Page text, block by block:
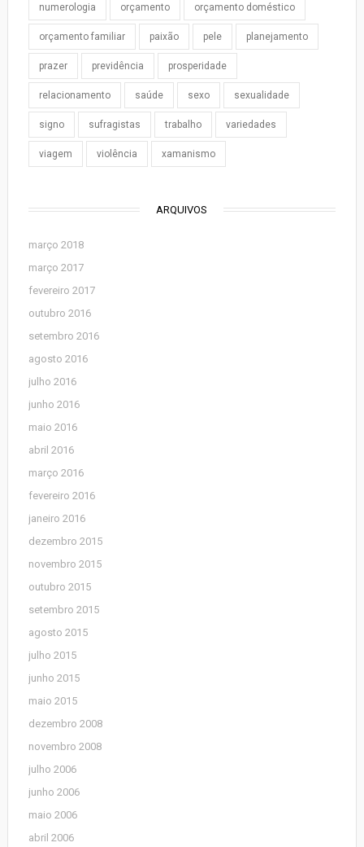
numerologia orçamento orçamento doméstico
orçamento familiar paixão pele planejamento
prazer previdência prosperidade
relacionamento saúde sexo sexualidade
signo sufragistas trabalho variedades
viagem violência xamanismo
ARQUIVOS
março 2018
março 2017
fevereiro 2017
outubro 2016
setembro 2016
agosto 2016
julho 2016
junho 2016
maio 2016
abril 2016
março 2016
fevereiro 2016
janeiro 2016
dezembro 2015
novembro 2015
outubro 2015
setembro 2015
agosto 2015
julho 2015
junho 2015
maio 2015
dezembro 2008
novembro 2008
julho 2006
junho 2006
maio 2006
abril 2006